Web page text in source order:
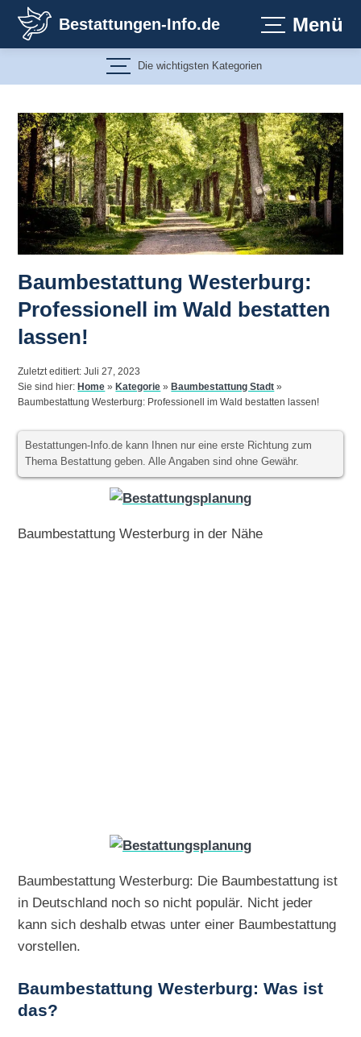
Inhalt
springen
Bestattungen-Info.de Menü
Die wichtigsten Kategorien
Baumbestattung Westerburg:
Professionell im Wald bestatten
lassen!
Zuletzt editiert: Juli 27, 2023
Sie sind hier:Home »Kategorie »Baumbestattung Stadt »
Baumbestattung Westerburg: Professionell im Wald bestatten lassen!
Bestattungen-Info.de kann Ihnen nur eine erste Richtung zum
Thema Bestattung geben. Alle Angaben sind ohne Gewähr.
Baumbestattung Westerburg in der Nähe
Baumbestattung Westerburg: Die Baumbestattung ist
in Deutschland noch so nicht populär. Nicht jeder
kann sich deshalb etwas unter einer Baumbestattung
vorstellen.
Baumbestattung Westerburg: Was ist
das?